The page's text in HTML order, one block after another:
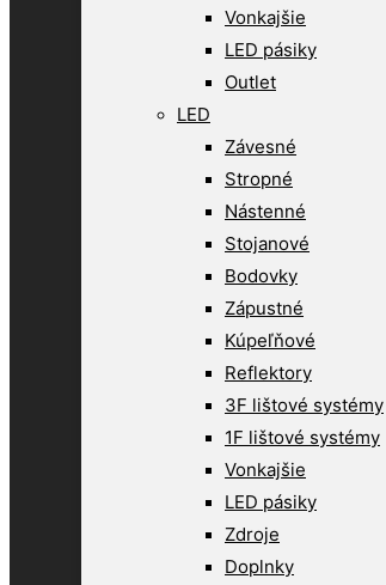
Vonkajšie
LED pásiky
Outlet
LED
Závesné
Stropné
Nástenné
Stojanové
Bodovky
Zápustné
Kúpeľňové
Reflektory
3F lištové systémy
1F lištové systémy
Vonkajšie
LED pásiky
Zdroje
Doplnky